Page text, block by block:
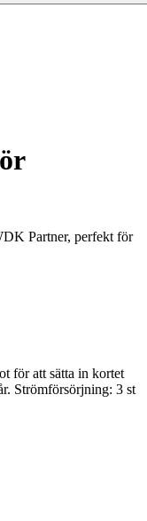
Partner, perfekt för
för att sätta in kortet
Strömförsörjning: 3 st